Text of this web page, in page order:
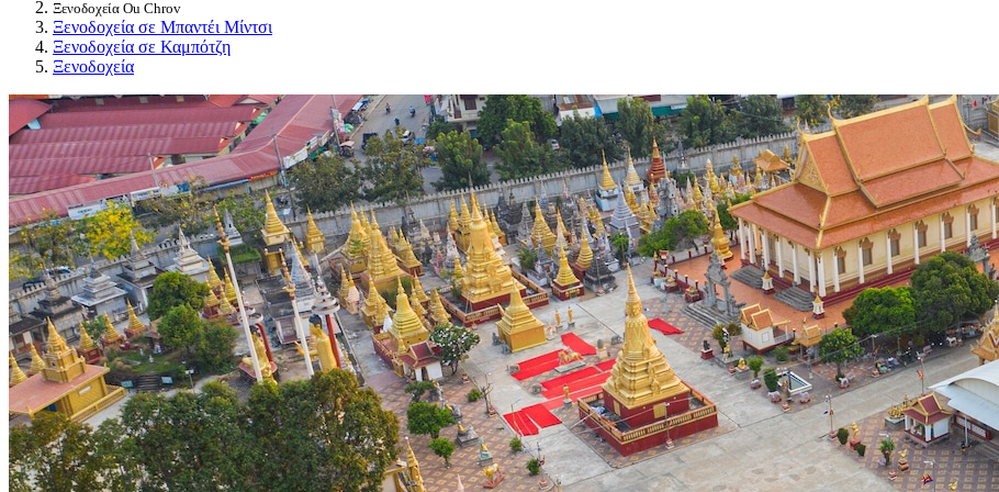
Ξενοδοχεία Ou Chrov
Ξενοδοχεία σε Μπαντέι Μίντσι
Ξενοδοχεία σε Καμπότζη
Ξενοδοχεία